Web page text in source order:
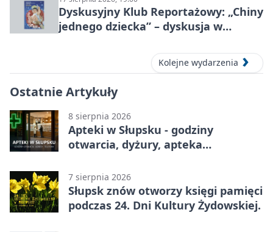
Dyskusyjny Klub Reportażowy: „Chiny
jednego dziecka” – dyskusja w
Kolejne wydarzenia
Ostatnie Artykuły
8 sierpnia 2026
Apteki w Słupsku - godziny
otwarcia, dyżury, apteka
7 sierpnia 2026
Słupsk znów otworzy księgi pamięci
podczas 24. Dni Kultury Żydowskiej.